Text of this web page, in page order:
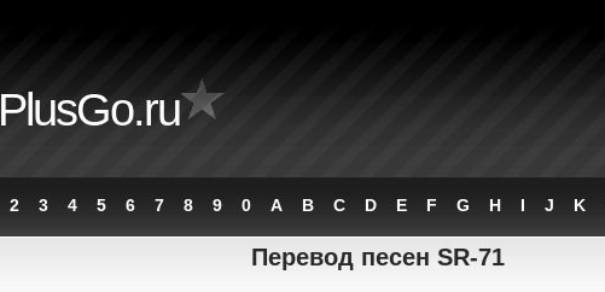
PlusGo.ru
2 3 4 5 6 7 8 9 0 A B C D E F G H I J K
Перевод песен SR-71